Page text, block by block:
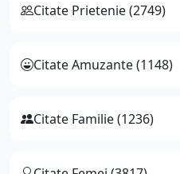
Citate Prietenie (2749)
Citate Amuzante (1148)
Citate Familie (1236)